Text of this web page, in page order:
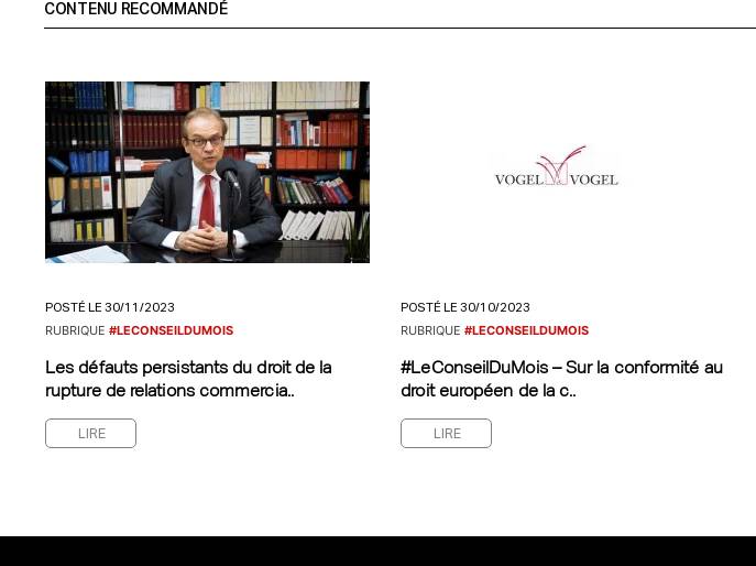
CONTENU RECOMMANDÉ
POSTÉ LE 30/11/2023
RUBRIQUE #LECONSEILDUMOIS
Les défauts persistants du droit de la
rupture de relations commercia..
LIRE
POSTÉ LE 30/10/2023
RUBRIQUE#LECONSEILDUMOIS
#LeConseilDuMois – Sur la conformité au
droit européen de la c..
LIRE